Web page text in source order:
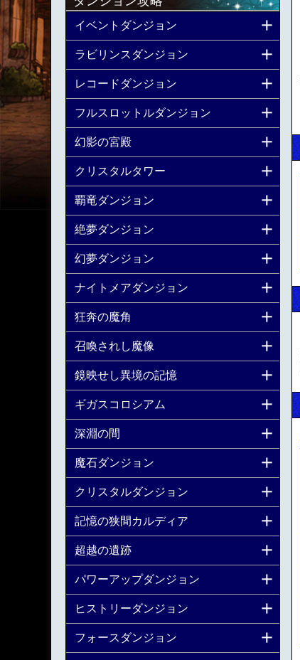
イベントダンジョン
ラビリンスダンジョン
レコードダンジョン
フルスロットルダンジョン
幻影の宮殿
クリスタルタワー
覇竜ダンジョン
絶夢ダンジョン
幻夢ダンジョン
ナイトメアダンジョン
狂奔の魔角
召喚されし魔像
鏡映せし異境の記憶
ギガスコロシアム
深淵の間
魔石ダンジョン
クリスタルダンジョン
記憶の狭間カルディア
超越の遺跡
パワーアップダンジョン
ヒストリーダンジョン
フォースダンジョン